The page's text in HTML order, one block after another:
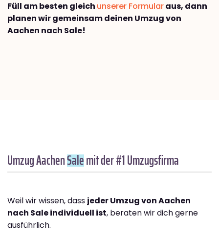
Füll am besten gleich unserer Formularaus, dann
planen wir gemeinsam deinen Umzug von
Aachen nach Sale!
Umzug AachenSalemit der #1 Umzugsfirma
Weil wir wissen, dass jeder Umzug von Aachen
nach Sale individuell ist, beraten wir dich gerne
ausführlich.